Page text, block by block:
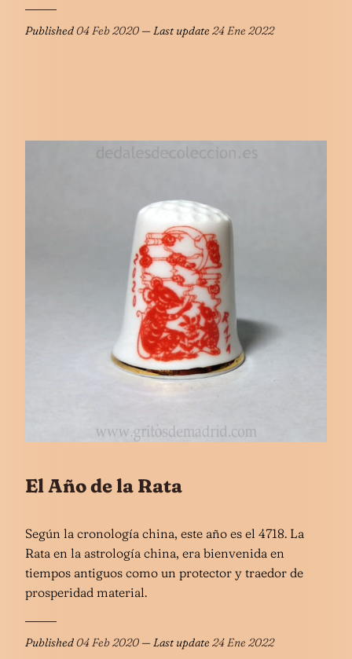
Published04 Feb 2020— Last update24 Ene 2022
El Año de la Rata
Según la cronología china, este año es el 4718. La
Rata en la astrología china, era bienvenida en
tiempos antiguos como un protector y traedor de
prosperidad material.
Published04 Feb 2020— Last update24 Ene 2022